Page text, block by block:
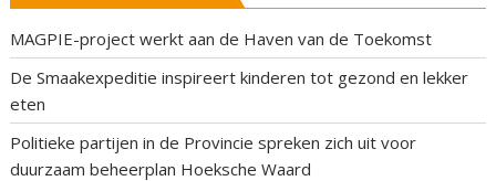
MAGPIE-project werkt aan de Haven van de Toekomst
De Smaakexpeditie inspireert kinderen tot gezond en lekker
eten
Politieke partijen in de Provincie spreken zich uit voor
duurzaam beheerplan Hoeksche Waard